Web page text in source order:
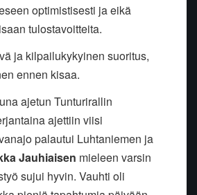
optimistisesti ja eikä
tulostavoitteita.
ja kilpailukykyinen suoritus,
ennen kisaa.
ajetun Tunturirallin
ajettiin viisi
palautui Luhtaniemen ja
Jauhiaisen mieleen varsin
sujui hyvin. Vauhti oli